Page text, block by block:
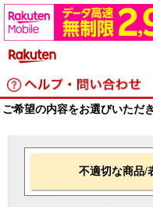
ご希望の内容をお選びいただ
不適切な商品/